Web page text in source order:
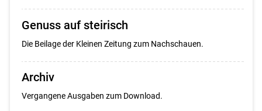
Genuss auf steirisch
Die Beilage der Kleinen Zeitung zum Nachschauen.
Archiv
Vergangene Ausgaben zum Download.